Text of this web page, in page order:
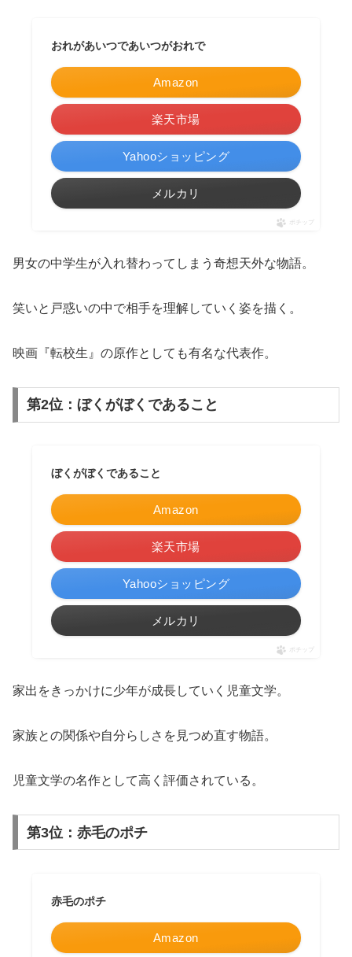
おれがあいつであいつがおれで
Amazon
楽天市場
Yahooショッピング
メルカリ
ポチップ
男女の中学生が入れ替わってしまう奇想天外な物語。
笑いと戸惑いの中で相手を理解していく姿を描く。
映画『転校生』の原作としても有名な代表作。
第2位：ぼくがぼくであること
ぼくがぼくであること
Amazon
楽天市場
Yahooショッピング
メルカリ
ポチップ
家出をきっかけに少年が成長していく児童文学。
家族との関係や自分らしさを見つめ直す物語。
児童文学の名作として高く評価されている。
第3位：赤毛のポチ
赤毛のポチ
Amazon